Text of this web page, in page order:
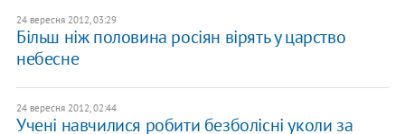
24 вересня 2012, 03:29
Більш ніж половина росіян вірять у царство
небесне
24 вересня 2012, 02:44
Учені навчилися робити безболісні уколи за